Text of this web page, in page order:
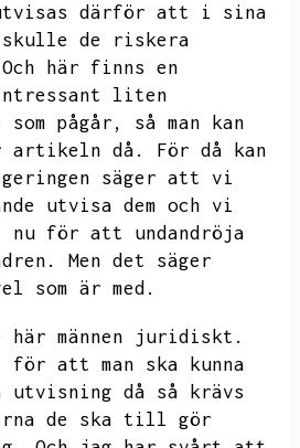
därför att i sina
skulle de riskera
Och här finns en
liten
som pågår,
så man kan
artikeln då.
För då kan
säger att vi
utvisa dem och vi
för att undandröja
Men det säger
som är med.
här männen juridiskt.
för att man ska kunna
utvisning då så krävs
de ska till gör